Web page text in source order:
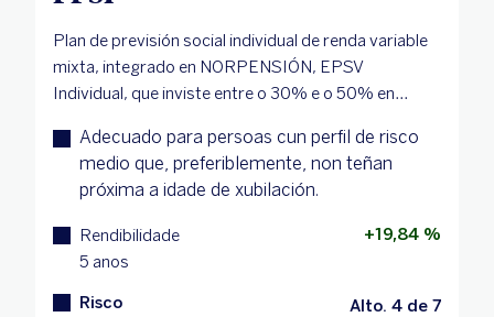
Plan de previsión social individual de renda variable
mixta, integrado en NORPENSIÓN, EPSV
Individual, que inviste entre o 30% e o 50% en...
Adecuado para persoas cun perfil de risco
medio que, preferiblemente, non teñan
próxima a idade de xubilación.
Rendibilidade
5 anos
+19,84 %
Risco Alto. 4 de 7